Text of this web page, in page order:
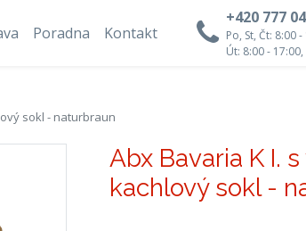
+420 777
Po, St, Čt: 8:00 -
Út: 8:00 -
Poradna Kontakt
sokl - naturbraun
Abx Bavaria K I.
kachlový sokl -